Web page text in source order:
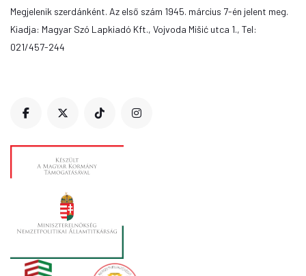
Megjelenik szerdánként. Az első szám 1945. március 7-én jelent meg.
Kiadja: Magyar Szó Lapkiadó Kft., Vojvoda Mišić utca 1., Tel:
021/457-244